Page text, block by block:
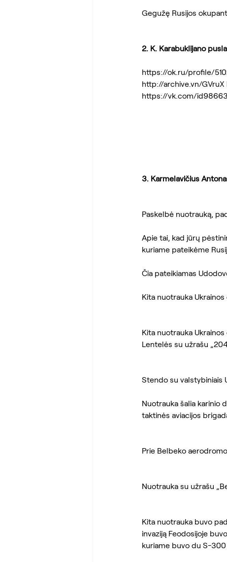
Gegužę Rusijos
2. K. Karabuklijano
https://ok.ru/profile/
http://archive.vn/
https://vk.com/
3. Karmelavičius
Paskelbė nuotrauką,
Apie tai, kad jūrų
kuriame pateikėme
Čia pateikiamas
Kita nuotrauka
Kita nuotrauka
Lentelės su užrašu
Stendo su valstybiniais
Nuotrauka šalia karinio
taktinės aviacijos
Prie Belbeko
Nuotrauka su užrašu
Kita nuotrauka buvo
invaziją Feodosijoje
kuriame buvo du S-300